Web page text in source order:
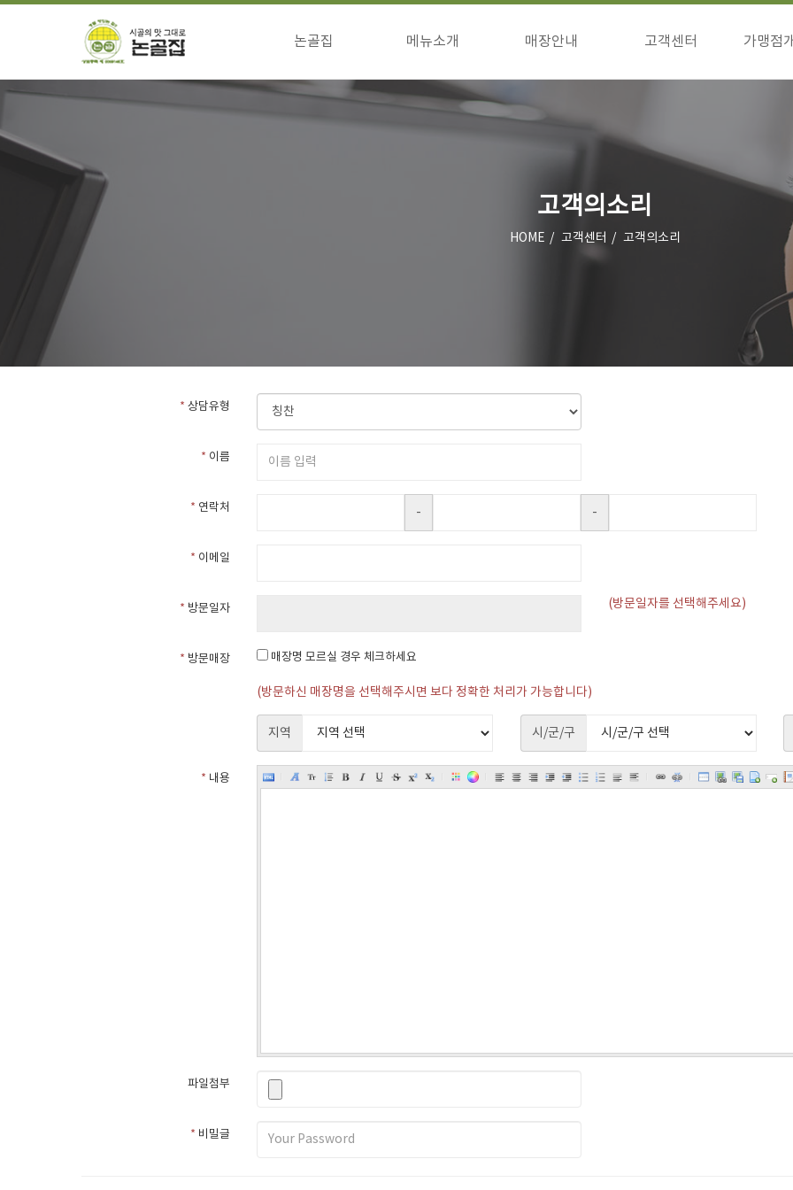
논골집 메뉴소개 매장안내 고객센터
고객의소리
가맹점
고객의소리
HOME 고객센터 고객의소리
* 상담유형
* 이름
* 연락처 - -
* 이메일
* 방문일자 (방문일자를 선택해주세요)
* 방문매장 매장명 모르실 경우 체크하세요
(방문하신 매장명을 선택해주시면 보다 정확한 처리가 가능합니다)
지역 시/군/구
* 내용
파일첨부
* 비밀글